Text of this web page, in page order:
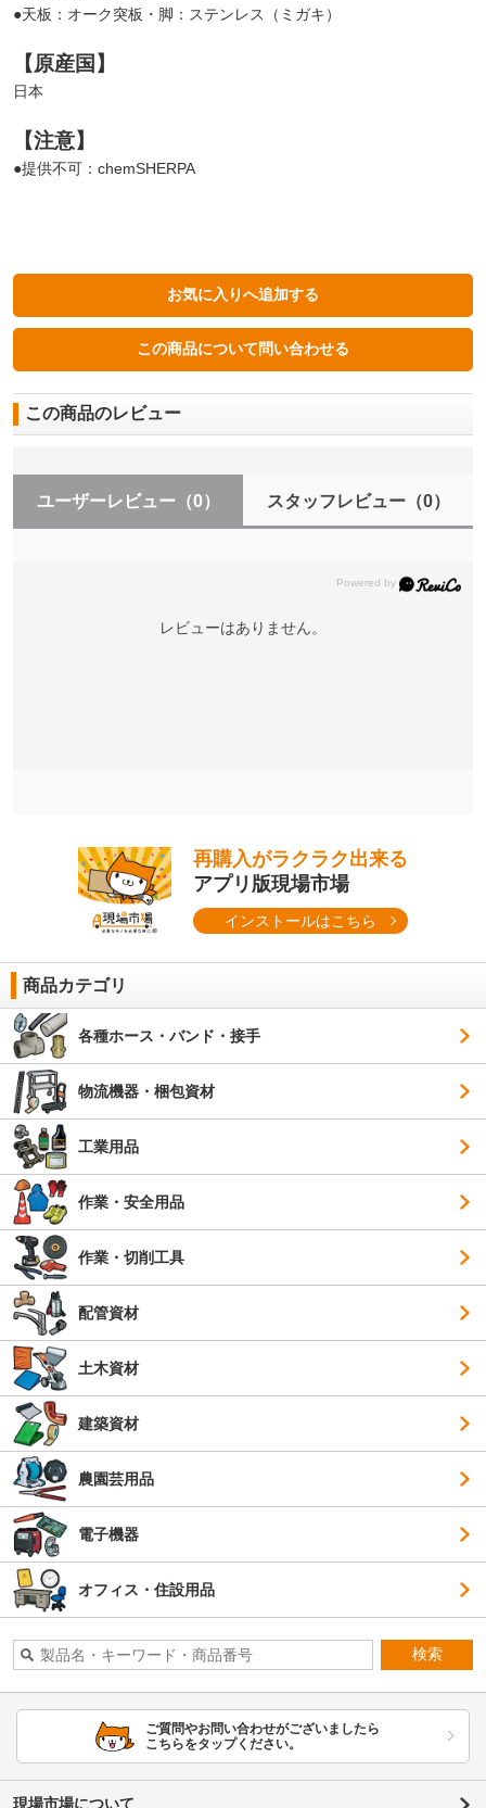
●天板：オーク突板・脚：ステンレス（ミガキ）
【原産国】
日本
【注意】
●提供不可：chemSHERPA
この商品のレビュー
ユーザーレビュー （0） スタッフレビュー（0）
レビューはありません。
再購入がラクラク出来る
アプリ版現場市場
インストールはこちら
商品カテゴリ
各種ホース・バンド・接手
物流機器・梱包資材
工業用品
作業・安全用品
作業・切削工具
配管資材
土木資材
建築資材
農園芸用品
電子機器
オフィス・住設用品
検索
ご質問やお問い合わせがございましたら
こちらをタップください。
現場市場について